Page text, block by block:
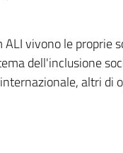
vivono le proprie
dell'inclusione
altri di